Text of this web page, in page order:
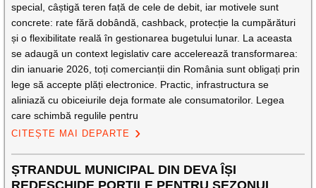
special, câștigă teren față de cele de debit, iar motivele sunt
concrete: rate fără dobândă, cashback, protecție la cumpărături
și o flexibilitate reală în gestionarea bugetului lunar. La aceasta
se adaugă un context legislativ care accelerează transformarea:
din ianuarie 2026, toți comercianții din România sunt obligați prin
lege să accepte plăți electronice. Practic, infrastructura se
aliniază cu obiceiurile deja formate ale consumatorilor. Legea
care schimbă regulile pentru
CITEȘTE MAI DEPARTE
ȘTRANDUL MUNICIPAL DIN DEVA ÎȘI
REDESCHIDE PORȚILE PENTRU SEZONUL